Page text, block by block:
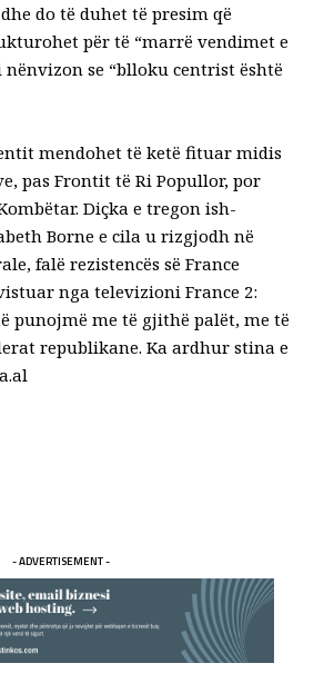
do të duhet të presim që
për të “marrë vendimet e
nënvizon se “blloku centrist është
mendohet të ketë fituar midis
pas Frontit të Ri Popullor, por
Diçka e tregon ish-
Borne e cila u rizgjodh në
falë rezistencës së France
nga televizioni France 2:
punojmë me të gjithë palët, me të
republikane. Ka ardhur stina e
- ADVERTISEMENT -